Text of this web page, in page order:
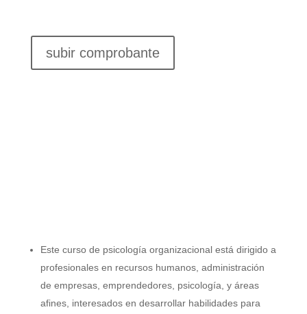
subir comprobante
Este curso de psicología organizacional está dirigido a
profesionales en recursos humanos, administración
de empresas, emprendedores, psicología, y áreas
afines, interesados en desarrollar habilidades para